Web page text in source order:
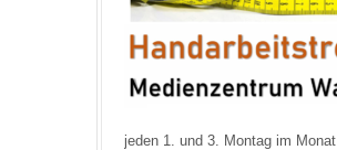
jeden 1. und 3. Montag im Monat